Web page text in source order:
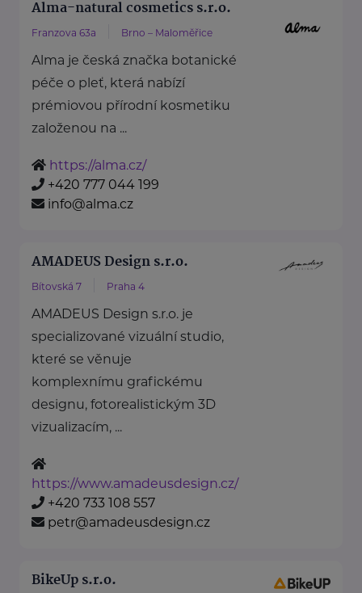
Alma-natural cosmetics s.r.o.
Franzova 63a Brno – Maloměřice
Alma je česká značka botanické
péče o pleť, která nabízí
prémiovou přírodní kosmetiku
založenou na ...
https://alma.cz/
+420 777 044 199
info@alma.cz
AMADEUS Design s.r.o.
Bítovská 7 Praha 4
AMADEUS Design s.r.o. je
specializované vizuální studio,
které se věnuje
komplexnímu grafickému
designu, fotorealistickým 3D
vizualizacím, ...
https://www.amadeusdesign.cz/
+420 733 108 557
petr@amadeusdesign.cz
BikeUp s.r.o.